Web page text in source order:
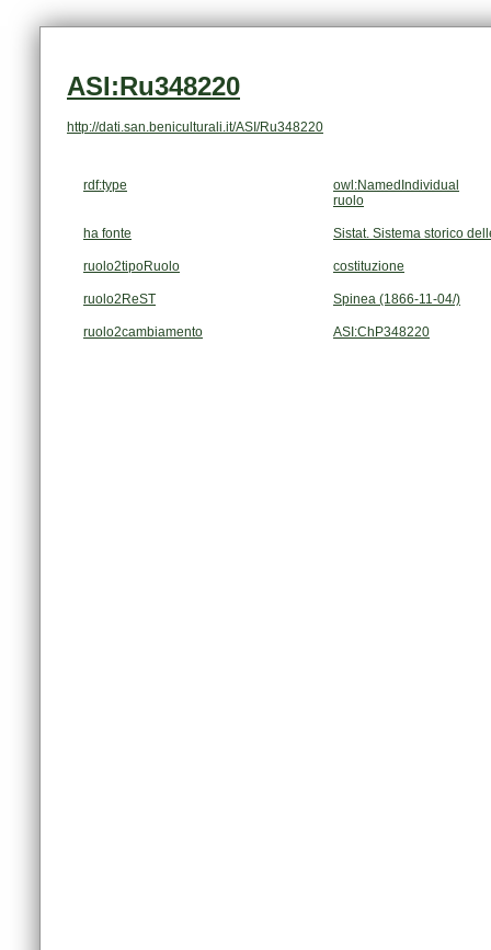
ASI:Ru348220
http://dati.san.beniculturali.it/ASI/Ru348220
rdf:type
owl:NamedIndividual
ruolo
ha fonte Sistat. Sistema storico
ruolo2tipoRuolo costituzione
ruolo2ReST Spinea (1866-11-04/)
ruolo2cambiamento ASI:ChP348220